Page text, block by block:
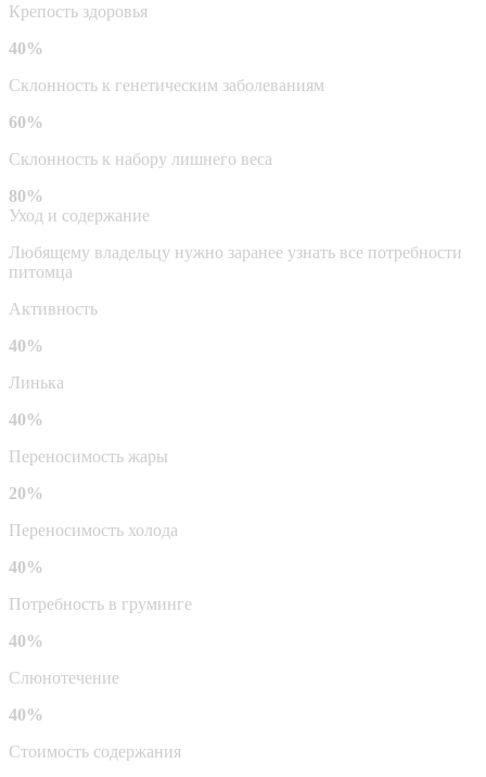
Крепость здоровья
40%
Склонность к генетическим заболеваниям
60%
Склонность к набору лишнего веса
80%
Уход и содержание
Любящему владельцу нужно заранее узнать все потребности
питомца
Активность
40%
Линька
40%
Переносимость жары
20%
Переносимость холода
40%
Потребность в груминге
40%
Слюнотечение
40%
Стоимость содержания